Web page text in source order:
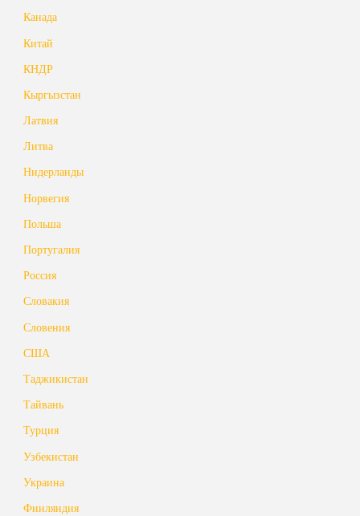
Канада
Китай
КНДР
Кыргызстан
Латвия
Литва
Нидерланды
Норвегия
Польша
Португалия
Россия
Словакия
Словения
США
Таджикистан
Тайвань
Турция
Узбекистан
Украина
Финляндия